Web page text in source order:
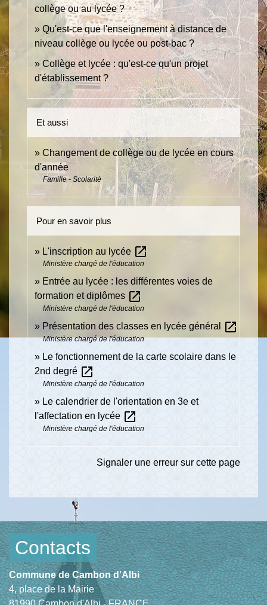
collège ou au lycée ?
Qu'est-ce que l'enseignement à distance de
niveau collège ou lycée ou post-bac ?
Collège et lycée : qu'est-ce qu'un projet
d'établissement ?
Et aussi
Changement de collège ou de lycée en cours
d'année
Famille - Scolarité
Pour en savoir plus
L'inscription au lycée open_in_new
Ministère chargé de l'éducation
Entrée au lycée : les différentes voies de
formation et diplômes open_in_new
Ministère chargé de l'éducation
Présentation des classes en lycée général open_in_new
Ministère chargé de l'éducation
Le fonctionnement de la carte scolaire dans le
2nd degré open_in_new
Ministère chargé de l'éducation
Le calendrier de l'orientation en 3e et
l'affectation en lycée open_in_new
Ministère chargé de l'éducation
Signaler une erreur sur cette page
Contacts
Commune de Cambon d'Albi
4, place de la Mairie